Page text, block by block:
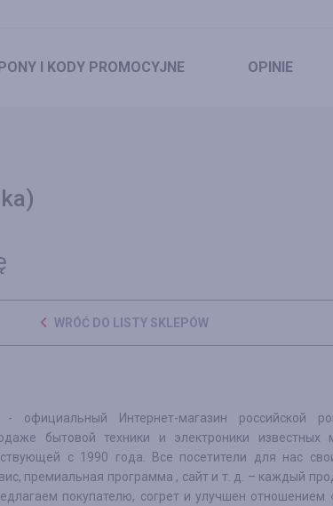
I KODY PROMOCYJNE OPINIE
WRÓĆ DO LISTY SKLEPÓW
официальный Интернет-магазин российской
бытовой техники и электроники известных
с 1990 года. Все посетители для нас
премиальная программа , сайт и т. д. – каждый
покупателю, согрет и улучшен отношением